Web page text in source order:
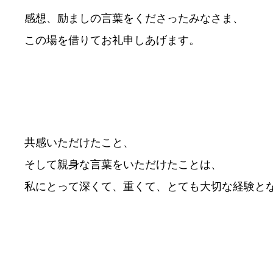
感想、励ましの言葉をくださったみなさま、
この場を借りてお礼申しあげます。
共感いただけたこと、
そして親身な言葉をいただけたことは、
私にとって深くて、重くて、とても大切な経験と